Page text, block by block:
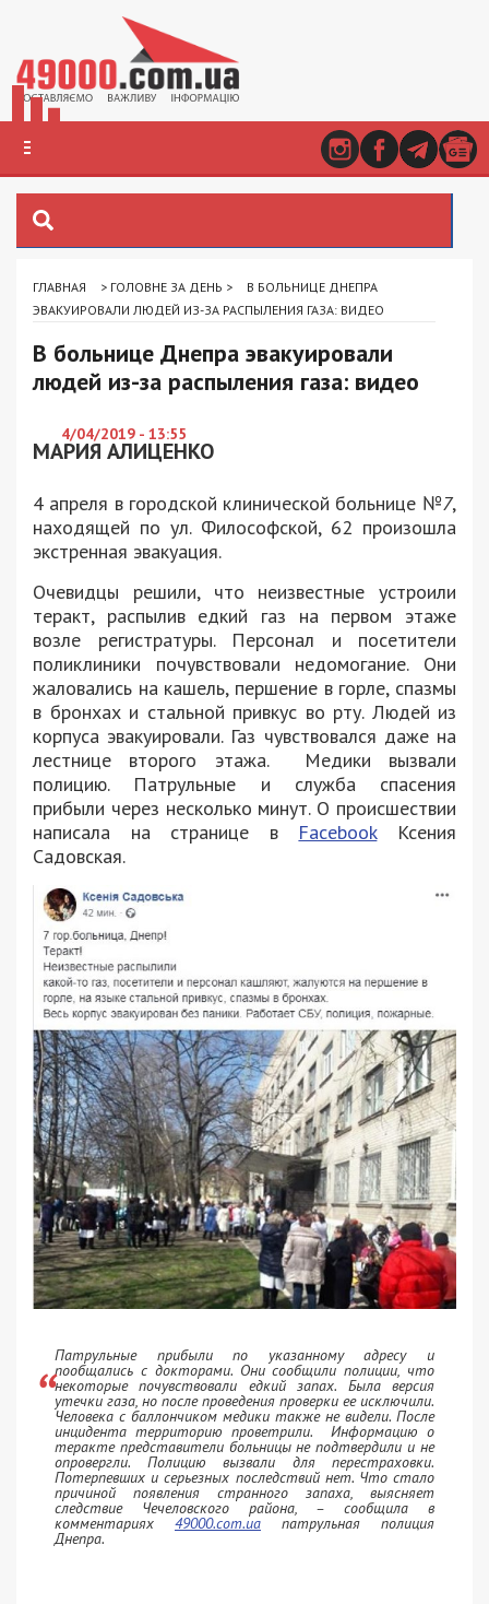
ГЛАВНАЯ > ГОЛОВНЕ ЗА ДЕНЬ >
В БОЛЬНИЦЕ ДНЕПРА
ЭВАКУИРОВАЛИ ЛЮДЕЙ ИЗ-ЗА РАСПЫЛЕНИЯ ГАЗА: ВИДЕО
В больнице Днепра эвакуировали
людей из-за распыления газа: видео
4/04/2019 - 13:55
МАРИЯ АЛИЦЕНКО
4 апреля в городской клинической больнице №7,
находящей по ул. Философской, 62 произошла
экстренная эвакуация.
Очевидцы решили, что неизвестные устроили
теракт, распылив едкий газ на первом этаже
возле регистратуры. Персонал и посетители
поликлиники почувствовали недомогание. Они
жаловались на кашель, першение в горле, спазмы
в бронхах и стальной привкус во рту. Людей из
корпуса эвакуировали. Газ чувствовался даже на
лестнице второго этажа. Медики вызвали
полицию. Патрульные и служба спасения
прибыли через несколько минут. О происшествии
написала на странице в FacebookКсения
Садовская.
Патрульные прибыли по указанному адресу и
пообщались с докторами. Они сообщили полиции, что
некоторые почувствовали едкий запах. Была версия
утечки газа, но после проведения проверки ее исключили.
Человека с баллончиком медики также не видели. После
инцидента территорию проветрили. Информацию о
теракте представители больницы не подтвердили и не
опровергли. Полицию вызвали для перестраховки.
Потерпевших и серьезных последствий нет. Что стало
причиной появления странного запаха, выясняет
следствие Чечеловского района, – сообщила в
комментариях 49000.com.ua патрульная полиция
Днепра.